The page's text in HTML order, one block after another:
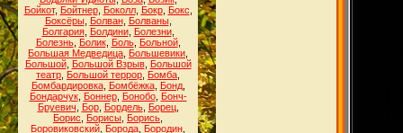
Бойкот, Бойтнер, Боколл, Бокр, Бокс
Боксёры, Болван, Болваны,
Болгария, Болдини, Болезни,
Болезнь, Болик, Боль, Больной,
Большая Медведица Большевики
Большой, Большой Взрыв, Большой
театр Большой террор Бомба
Бомбардировка, Бомбёжка, Бонд,
Бондарчук, Боннер, Бонобо, Бонч-
Бруевич
Бор, Бордель, Борец,
Борис
Борисы Борись
Боровиковский Борода Бородин